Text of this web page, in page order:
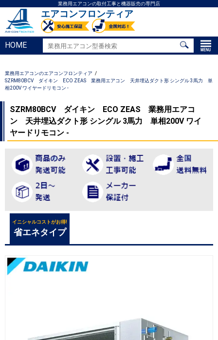
業務用エアコンの取付工事と機器販売の専門店
エアコンフロンティア
HOME
業務用エアコンのエアコンフロンティア
SZRM80BCV ダイキン ECO ZEAS 業務用エアコン 天井埋込ダクト形 シングル 3馬力 単
相200V ワイヤードリモコン -
SZRM80BCV ダイキン ECO ZEAS 業務用エアコ
ン 天井埋込ダクト形 シングル 3馬力 単相200V ワイ
ヤードリモコン -
イニシャルコストがお得!
省エネタイプ